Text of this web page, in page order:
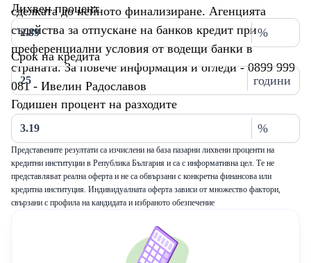
сделката до нейното финализиране. Агенцията
съдейства за отпускане на банков кредит при
преференциални условия от водещи банки в
страната. За повече информация и огледи - 0899 999
081 - Ивелин Радославов
Лихвен процент
%
Срок на кредита
години
Годишен процент на разходите
%
Представените резултати са изчислени на база пазарни лихвени проценти на
кредитни институции в Република България и са с информативна цел. Те не
представляват реална оферта и не са обвързани с конкретна финансова или
кредитна институция. Индивидуалната оферта зависи от множество фактори,
свързани с профила на кандидата и избраното обезпечение